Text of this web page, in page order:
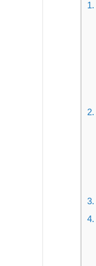
1.
2.
3.
4.